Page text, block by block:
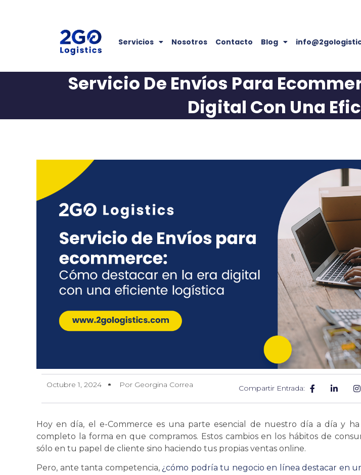
Servicios Nosotros Contacto Blog
Servicio De Envíos Para
Digital Con Una
Octubre 1, 2024 Por Georgina Correa Compartir Entrada:
Hoy en día, el e-Commerce es una parte esencial de nuestro día a día y
completo la forma en que compramos. Estos cambios en los hábitos de
sólo en tu papel de cliente sino haciendo tus propias ventas online.
Pero, ante tanta competencia, ¿cómo podría tu negocio en línea destacar en